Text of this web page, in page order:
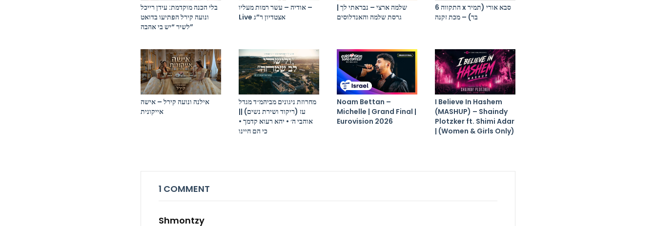
בלי הכנה מוקדמת: עידן רייכל
ונועה קירל הפתיעו בדואט
לשיר “יש בי אהבה”
אודיה – עשר רמות מעליו –
Live אצטדיון ר”ג
שלמה ארצי – נבראתי לך |
גרסת שלמה והאנדלוסים
התקווה 6 x סבא אורי (תמיר
בר) – מכת זקנה
אילנה ונועה קירל – אישה
אייקונית
מחרוזת ניגונים מביהמ״ד מגדל
עז (ריקוד ושירת נשים) ||
אוהבי ה׳ • יהא רעוא קדמך •
כי הם חיינו
Noam Bettan –
Michelle | Grand Final |
Eurovision 2026
I Believe In Hashem
(MASHUP) – Shaindy
Plotzker ft. Shimi Adar
| (Women & Girls Only)
1 COMMENT
Shmontzy